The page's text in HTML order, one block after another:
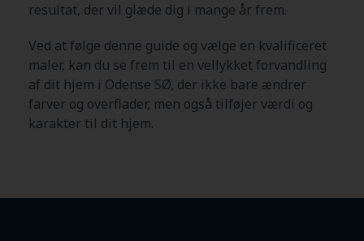
resultat, der vil glæde dig i mange år frem.
Ved at følge denne guide og vælge en kvalificeret
maler, kan du se frem til en vellykket forvandling
af dit hjem i Odense SØ, der ikke bare ændrer
farver og overflader, men også tilføjer værdi og
karakter til dit hjem.